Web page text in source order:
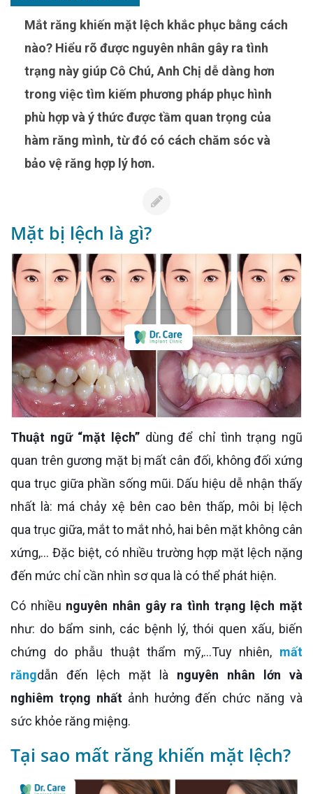
Mắt răng khiến mặt lệch khắc phục bằng cách
nào? Hiểu rõ được nguyên nhân gây ra tình
trạng này giúp Cô Chú, Anh Chị dễ dàng hơn
trong việc tìm kiếm phương pháp phục hình
phù hợp và ý thức được tầm quan trọng của
hàm răng mình, từ đó có cách chăm sóc và
bảo vệ răng hợp lý hơn.
Mặt bị lệch là gì?
Thuật ngữ “mặt lệch” dùng để chỉ tình trạng ngũ
quan trên gương mặt bị mất cân đối, không đối xứng
qua trục giữa phần sống mũi. Dấu hiệu dễ nhận thấy
nhất là: má chảy xệ bên cao bên thấp, môi bị lệch
qua trục giữa, mắt to mắt nhỏ, hai bên mặt không cân
xứng,… Đặc biệt, có nhiều trường hợp mặt lệch nặng
đến mức chỉ cần nhìn sơ qua là có thể phát hiện.
Có nhiều nguyên nhân gây ra tình trạng lệch mặt
như: do bẩm sinh, các bệnh lý, thói quen xấu, biến
chứng do phẫu thuật thẩm mỹ,...Tuy nhiên, mất
răngdẫn đến lệch mặt là nguyên nhân lớn và
nghiêm trọng nhất ảnh hưởng đến chức năng và
sức khỏe răng miệng.
Tại sao mất răng khiến mặt lệch?